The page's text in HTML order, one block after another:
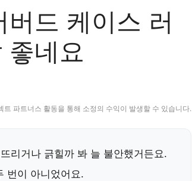
드 케이스 러
네요
트 파트너스 활동을 통해 소정의 수익이 발생할 수 있습니다.
리거나 긁힐까 봐 늘 불안했거든요.
번이 아니었어요.